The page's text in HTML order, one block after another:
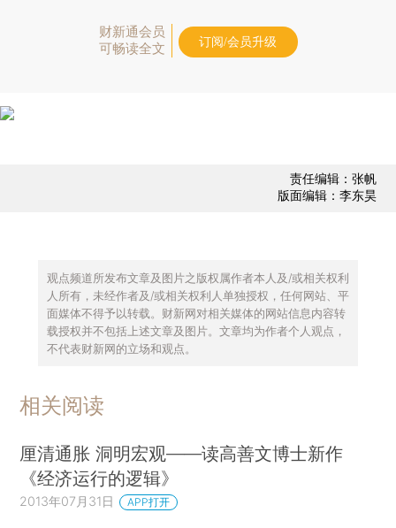
财新通会员
可畅读全文
订阅/会员升级
责任编辑：张帆
版面编辑：李东昊
观点频道所发布文章及图片之版权属作者本人及/或相关权利
人所有，未经作者及/或相关权利人单独授权，任何网站、平
面媒体不得予以转载。财新网对相关媒体的网站信息内容转
载授权并不包括上述文章及图片。文章均为作者个人观点，
不代表财新网的立场和观点。
相关阅读
厘清通胀 洞明宏观——读高善文博士新作
《经济运行的逻辑》
2013年07月31日 APP打开